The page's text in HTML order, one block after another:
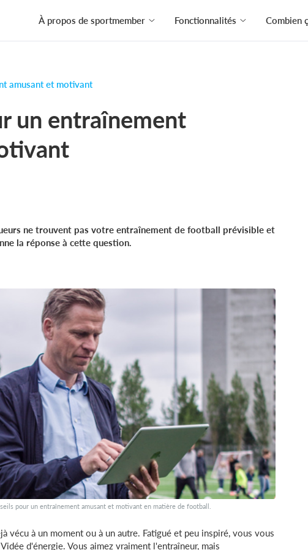
À propos de sportmember Fonctionnalités Combien
amusant et motivant
un entraînement
ne trouvent pas votre entraînement de football prévisible et
la réponse à cette question.
pour un entraînement amusant et motivant en matière de football.
vécu à un moment ou à un autre. Fatigué et peu inspiré, vous vous
d'énergie. Vous aimez vraiment l'entraîneur, mais